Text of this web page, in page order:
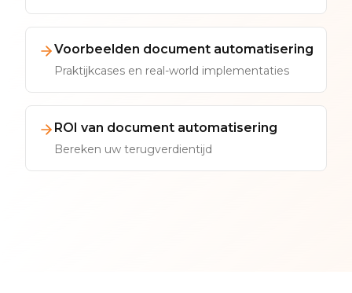
Voorbeelden document automatisering
Praktijkcases en real-world implementaties
ROI van document automatisering
Bereken uw terugverdientijd